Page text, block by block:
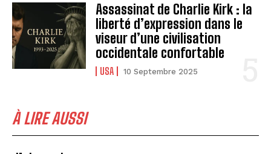
Assassinat de Charlie Kirk : la
liberté d’expression dans le
viseur d’une civilisation
occidentale confortable
USA 10 Septembre 2025
À LIRE AUSSI